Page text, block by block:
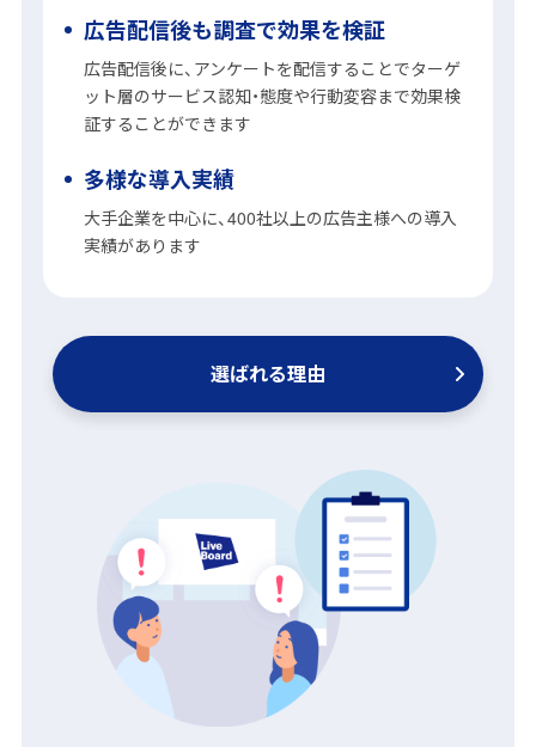
広告配信後も調査で効果を検証
広告配信後に、アンケートを配信することでターゲ
ット層のサービス認知・態度や行動変容まで効果検
証することができます
多様な導入実績
大手企業を中心に、400社以上の広告主様への導入
実績があります
選ばれる理由